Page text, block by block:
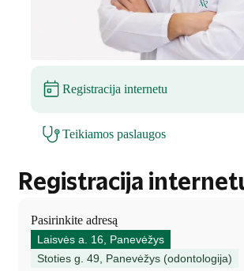
Registracija internetu
Teikiamos paslaugos
Registracija
Pasirinkite adresą
Laisvės a. 16, Panevėžys
Stoties g. 49, Panevėžys (odontologija)